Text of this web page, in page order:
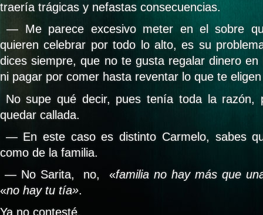
traería trágicas y nefastas consecuencias.
— Me parece excesivo meter en el sobre
quieren celebrar por todo lo alto, es su
dices siempre, que no te gusta regalar dinero
ni pagar por comer hasta reventar lo que te
No supe qué decir, pues tenía toda la razón,
quedar callada.
— En este caso es distinto Carmelo, sabes
como de la familia.
— No Sarita, no, «familia no hay más que
«no hay tu tía».
Ya no contesté.